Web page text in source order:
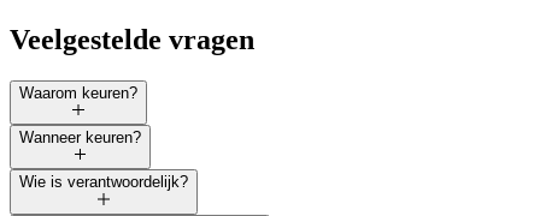
Veelgestelde vragen
Waarom keuren?
Wanneer keuren?
Wie is verantwoordelijk?